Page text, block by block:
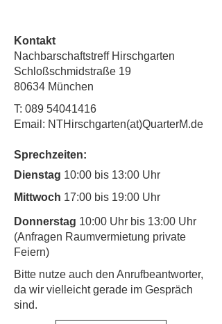
Kontakt
Nachbarschaftstreff Hirschgarten
Schloßschmidstraße 19
80634 München
T: 089 54041416
Email: NTHirschgarten(at)QuarterM.de
Sprechzeiten:
Dienstag 10:00 bis 13:00 Uhr
Mittwoch 17:00 bis 19:00 Uhr
Donnerstag 10:00 Uhr bis 13:00 Uhr
(Anfragen Raumvermietung private
Feiern)
​Bitte nutze auch den Anrufbeantworter,
da wir vielleicht gerade im Gespräch
sind.